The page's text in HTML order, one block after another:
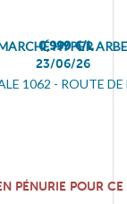
HYPER
1062 - ROUTE
0,999 €/L
23/06/26
PÉNURIE POUR